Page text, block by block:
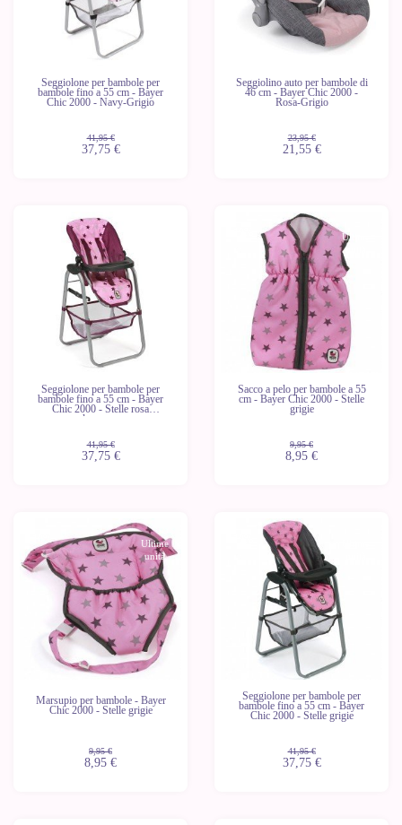
Seggiolone per bambole per
bambole fino a 55 cm - Bayer
Chic 2000 - Navy-Grigio
41,95 €
37,75 €
Seggiolino auto per bambole di
46 cm - Bayer Chic 2000 -
Rosa-Grigio
23,95 €
21,55 €
Seggiolone per bambole per
bambole fino a 55 cm - Bayer
Chic 2000 - Stelle rosa
lampone
41,95 €
37,75 €
Ultime
unità
Sacco a pelo per bambole a 55
cm - Bayer Chic 2000 - Stelle
grigie
9,95 €
8,95 €
Ultime
unità
Marsupio per bambole - Bayer
Chic 2000 - Stelle grigie
9,95 €
-10%
8,95 €
Seggiolone per bambole per
bambole fino a 55 cm - Bayer
Chic 2000 - Stelle grigie
41,95 €
37,75 €